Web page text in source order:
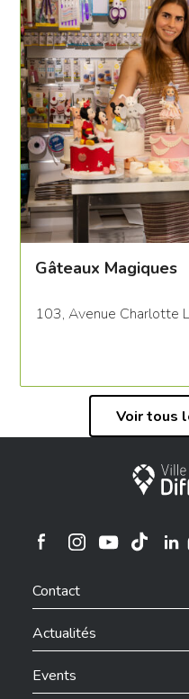
Gâteaux Magiques
103, Avenue Charlotte
Voir tous
Ville de
Ville de Differdange
Contact
Actualités
Events